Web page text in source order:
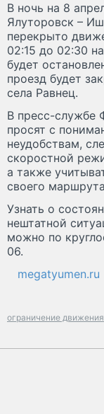
В ночь на 8
Ялуторовск –
перекрыто
02:15 до 02:30
будет
проезд будет
села Равнец.
В пресс-службе
просят с
неудобствам,
скоростной
а также
своего
Узнать о
нештатной
можно по
06.
megatyumen.ru
ограничение движения